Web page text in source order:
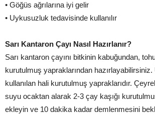
• Göğüs ağrılarına iyi gelir
• Uykusuzluk tedavisinde kullanılır
Sarı Kantaron Çayı Nasıl Hazırlanır?
Sarı kantaron çayını bitkinin kabuğundan,
kurutulmuş yapraklarından
kullanılan hali kurutulmuş yapraklarıdır.
suyu ocaktan alarak 2-3 çay kaşığı
ekleyin ve 10 dakika kadar demlenmesini